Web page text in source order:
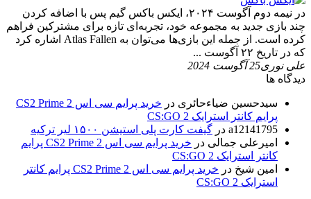
در نیمه دوم آگوست ۲۰۲۴، ایکس باکس گیم پس با اضافه کردن
چند بازی جدید به مجموعه خود، تجربه‌ای تازه برای مشترکین فراهم
کرده است. از جمله این بازی‌ها می‌توان به Atlas Fallen اشاره کرد
که در تاریخ ۲۲ آگوست ...
علی نوری25 آگوست 2024
دیدگاه ها
سیدحسین ضیاءحائری در
خرید پرایم سی اس 2 CS2 Prime
پرایم کانتر استرایک 2 CS:GO
a12141795 در گیفت کارت پلی استیشن ۱۵۰۰ لیر ترکیه
امیرعلی جمالی در
خرید پرایم سی اس 2 CS2 Prime پرایم
کانتر استرایک 2 CS:GO
امین شیخ در
خرید پرایم سی اس 2 CS2 Prime پرایم کانتر
استرایک 2 CS:GO